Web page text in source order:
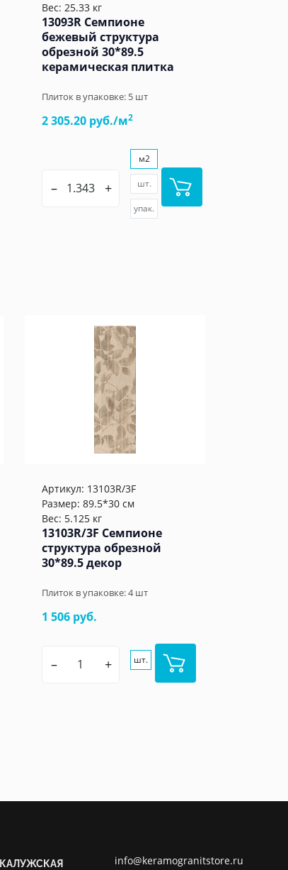
Вес: 25.33 кг
13093R Семпионе
бежевый структура
обрезной 30*89.5
керамическая плитка
Плиток в упаковке: 5 шт
2 305.20 руб./м2
– +
м2
шт.
упак.
Артикул: 13103R/3F
Размер: 89.5*30 см
Вес: 5.125 кг
13103R/3F Семпионе
структура обрезной
30*89.5 декор
Плиток в упаковке:4шт
1 506 руб.
– + шт.
КАЛУЖСКАЯ info@keramogranitstore.ru